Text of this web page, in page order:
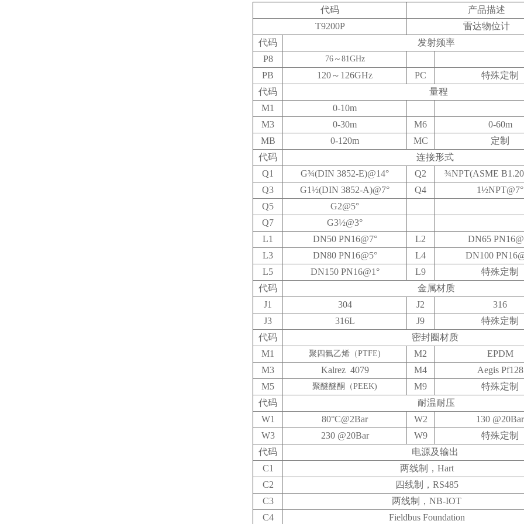
代码
产品描述
T9200P
雷达物位计
代码
发射频率
P8
76～81GHz
PB 120～126GHz PC
特殊定制
代码
量程
M1
0-10m
M3
0-30m M6
0-60m
MB
0-120m MC
定制
代码
连接形式
Q1
G¾(DIN 3852-E)@14° Q2
¾NPT(ASME
Q3
G1½(DIN 3852-A)@7° Q4
1½NPT@7°
Q5
G2@5°
Q7
G3½@3°
L1
DN50 PN16@7° L2
DN65
L3
DN80 PN16@5° L4
DN100
L5
DN150 PN16@1° L9
特殊定制
代码
金属材质
J1
304 J2
316
J3
316L J9
特殊定制
代码
密封圈材质
M1
聚四氟乙烯（PTFE) M2
EPDM
M3
Kalrez 4079 M4
Aegis Pf128
M5
聚醚醚酮（PEEK) M9
特殊定制
代码
耐温耐压
W1
80°C@2Bar W2
130 @20Bar
W3
230 @20Bar W9
特殊定制
代码
电源及输出
C1
两线制，Hart
C2
四线制，RS485
C3
两线制，NB-IOT
C4
Fieldbus Foundation